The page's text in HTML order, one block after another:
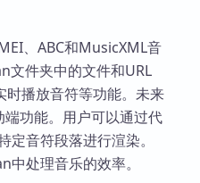
、ABC和MusicXML音
文件夹中的文件和URL
时播放音符等功能。未来
功能。用户可以通过代
音符段落进行渲染。
处理音乐的效率。